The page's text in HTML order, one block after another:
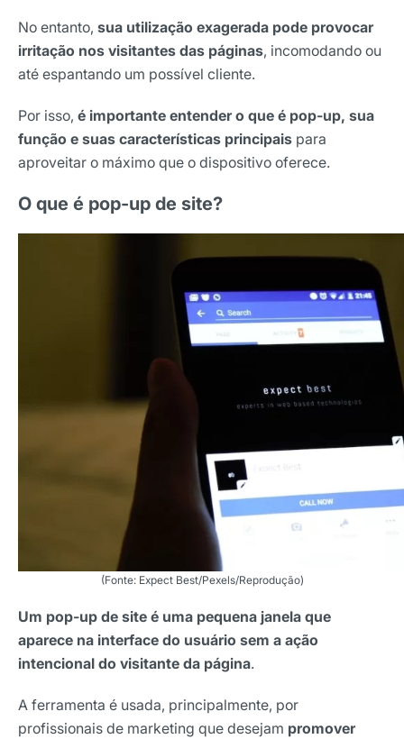
No entanto, sua utilização exagerada pode provocar
irritação nos visitantes das páginas, incomodando ou
até espantando um possível cliente.
Por isso, é importante entender o que é pop-up, sua
função e suas características principais para
aproveitar o máximo que o dispositivo oferece.
O que é pop-up de site?
(Fonte: Expect Best/Pexels/Reprodução)
Um pop-up de site é uma pequena janela que
aparece na interface do usuário sem a ação
intencional do visitante da página.
A ferramenta é usada, principalmente, por
profissionais de marketing que desejam promover